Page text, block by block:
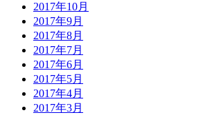
2017年10月
2017年9月
2017年8月
2017年7月
2017年6月
2017年5月
2017年4月
2017年3月